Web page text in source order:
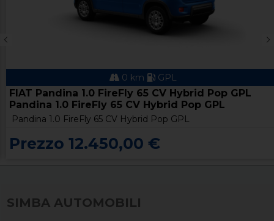
0 km GPL
FIAT Pandina 1.0 FireFly 65 CV Hybrid Pop GPL
Pandina 1.0 FireFly 65 CV Hybrid Pop GPL
Pandina 1.0 FireFly 65 CV Hybrid Pop GPL
Prezzo 12.450,00 €
SIMBA AUTOMOBILI